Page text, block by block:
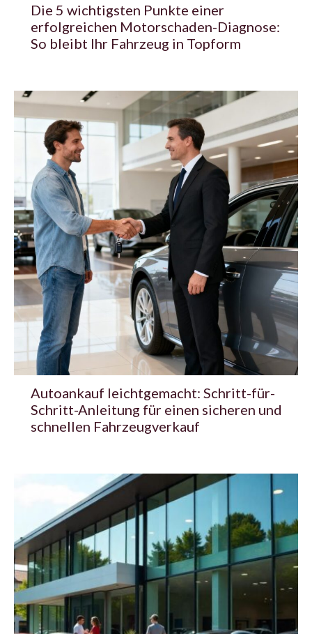
Die 5 wichtigsten Punkte einer
erfolgreichen Motorschaden-Diagnose:
So bleibt Ihr Fahrzeug in Topform
Autoankauf leichtgemacht: Schritt-für-
Schritt-Anleitung für einen sicheren und
schnellen Fahrzeugverkauf